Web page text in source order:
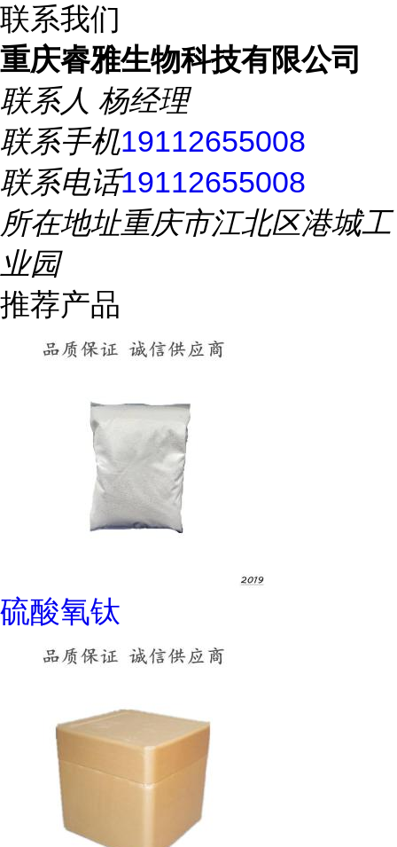
联系我们
重庆睿雅生物科技有限公司
联系人 杨经理
联系手机19112655008
联系电话19112655008
所在地址重庆市江北区港城工
业园
推荐产品
硫酸氧钛